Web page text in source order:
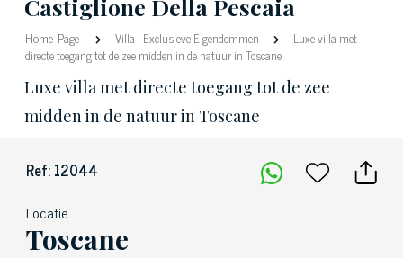
Castiglione Della Pescaia
Home Page Villa-Exclusieve Eigendommen
Luxe villa met
directe toegang tot de zee midden in de natuur in Toscane
Luxe villa met directe toegang tot de zee
midden in de natuur in Toscane
Ref: 12044
Locatie
Toscane